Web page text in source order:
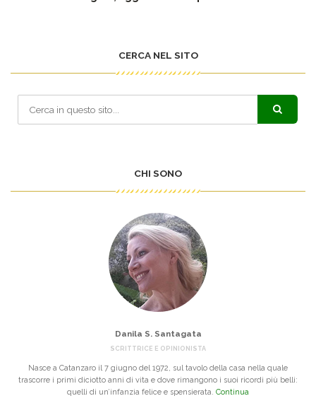
CERCA NEL SITO
CHI SONO
Danila S. Santagata
SCRITTRICE E OPINIONISTA
Nasce a Catanzaro il 7 giugno del 1972, sul tavolo della casa nella quale
trascorre i primi diciotto anni di vita e dove rimangono i suoi ricordi più belli:
quelli di un’infanzia felice e spensierata. Continua